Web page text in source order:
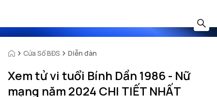
Cửa Sổ BĐS Diễn đàn
Xem tử vi tuổi Bính Dần 1986 - Nữ
mạng năm 2024 CHI TIẾT NHẤT